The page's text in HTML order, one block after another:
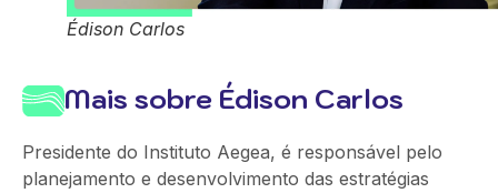
Édison Carlos
Mais sobre Édison Carlos
Presidente do Instituto Aegea, é responsável pelo
planejamento e desenvolvimento das estratégias